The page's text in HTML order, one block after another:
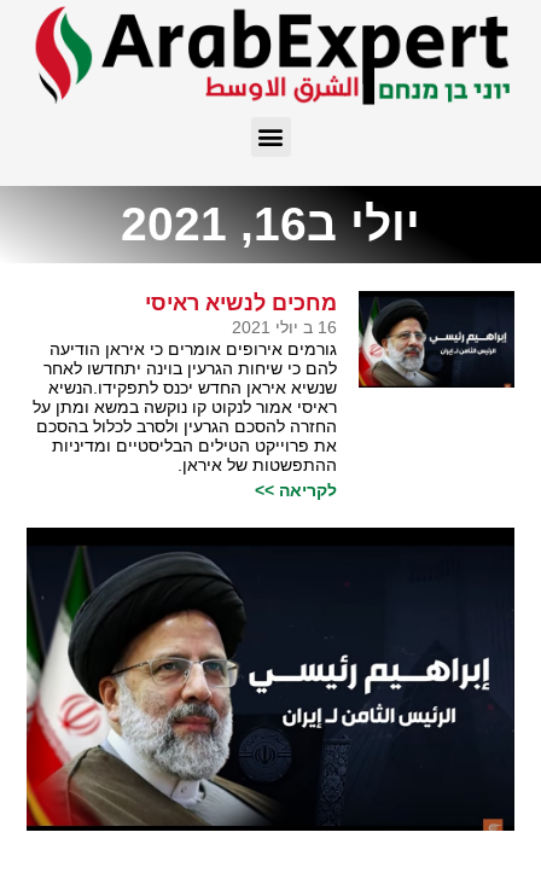
יולי ב16, 2021
מחכים לנשיא ראיסי
16 ב יולי 2021
גורמים אירופים אומרים כי איראן הודיעה
להם כי שיחות הגרעין בוינה יתחדשו לאחר
שנשיא איראן החדש יכנס לתפקידו.הנשיא
ראיסי אמור לנקוט קו נוקשה במשא ומתן על
החזרה להסכם הגרעין ולסרב לכלול בהסכם
את פרוייקט הטילים הבליסטיים ומדיניות
ההתפשטות של איראן.
לקריאה >>